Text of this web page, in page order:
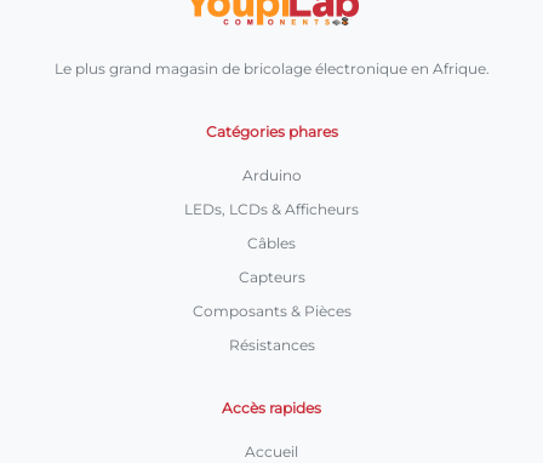
Le plus grand magasin de bricolage électronique en Afrique.
Catégories phares
Arduino
LEDs, LCDs & Afficheurs
Câbles
Capteurs
Composants & Pièces
Résistances
Accès rapides
Accueil